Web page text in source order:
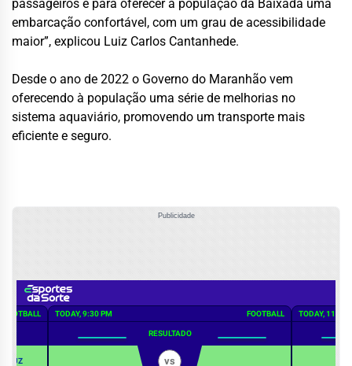
passageiros e para oferecer à população da Baixada uma
embarcação confortável, com um grau de acessibilidade
maior”, explicou Luiz Carlos Cantanhede.
Desde o ano de 2022 o Governo do Maranhão vem
oferecendo à população uma série de melhorias no
sistema aquaviário, promovendo um transporte mais
eficiente e seguro.
Publicidade